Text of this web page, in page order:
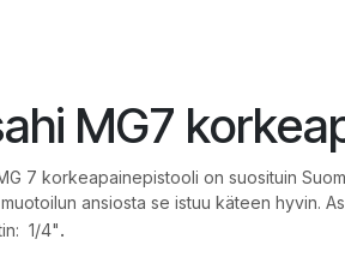
MG7
7 korkeapainepistooli on suosituin
ansiosta se istuu käteen hyvin.
1/4".